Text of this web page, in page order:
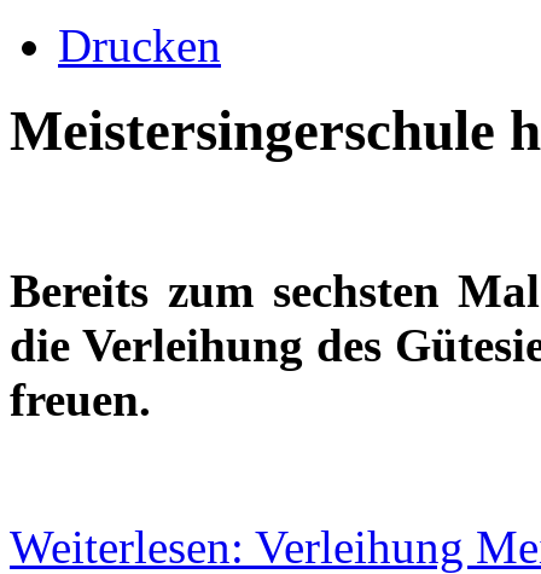
Drucken
Meistersingerschule
Bereits zum sechsten
die Verleihung des
freuen.
Weiterlesen: Verleihung